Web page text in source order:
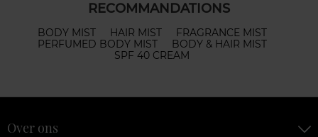
RECOMMANDATIONS
BODY MIST HAIR MIST
FRAGRANCE MIST
PERFUMED BODY MIST
BODY & HAIR MIST
SPF 40 CREAM
Over ons